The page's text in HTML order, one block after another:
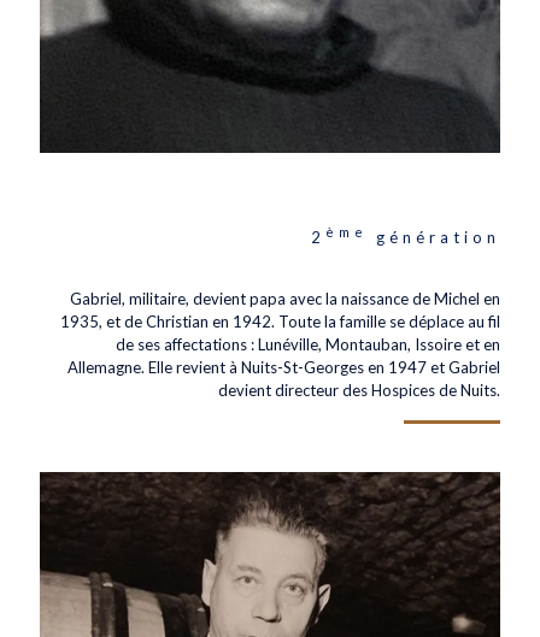
2 ème génération
Gabriel, militaire, devient papa avec la naissance de Michel en
1935, et de Christian en 1942. Toute la famille se déplace au fil
de ses affectations : Lunéville, Montauban, Issoire et en
Allemagne. Elle revient à Nuits-St-Georges en 1947 et Gabriel
devient directeur des Hospices de Nuits.